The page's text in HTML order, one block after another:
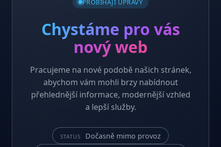
PROBÍHAJÍ ÚPRAVY
Chystáme pro vás
nový web
Pracujeme na nové podobě našich stránek,
abychom vám mohli brzy nabídnout
přehlednější informace, modernější vzhled
a lepší služby.
STATUS Dočasně mimo provoz